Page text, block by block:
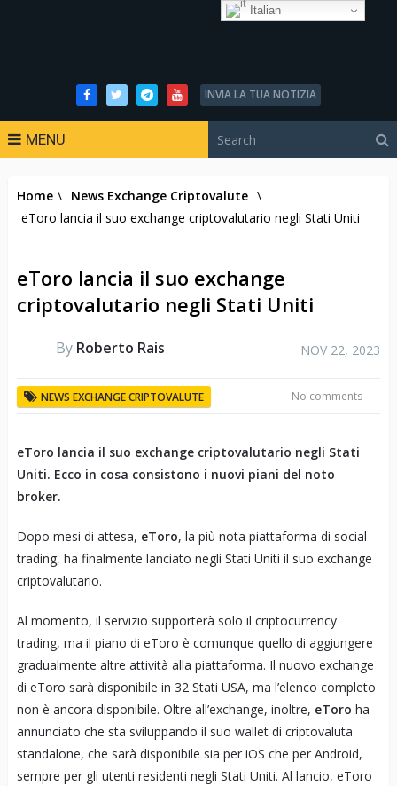
INVIA LA TUA NOTIZIA
MENU
Home \ News Exchange Criptovalute \
eToro lancia il suo exchange criptovalutario negli Stati Uniti
eToro lancia il suo exchange
criptovalutario negli Stati Uniti
By Roberto Rais NOV 22, 2023
NEWS EXCHANGE CRIPTOVALUTE No comments
eToro lancia il suo exchange criptovalutario negli Stati
Uniti. Ecco in cosa consistono i nuovi piani del noto
broker.
Dopo mesi di attesa, eToro, la più nota piattaforma di social
trading, ha finalmente lanciato negli Stati Uniti il suo exchange
criptovalutario.
Al momento, il servizio supporterà solo il criptocurrency
trading, ma il piano di eToro è comunque quello di aggiungere
gradualmente altre attività alla piattaforma. Il nuovo exchange
di eToro sarà disponibile in 32 Stati USA, ma l’elenco completo
non è ancora disponibile. Oltre all’exchange, inoltre, eToro ha
annunciato che sta sviluppando il suo wallet di criptovaluta
standalone, che sarà disponibile sia per iOS che per Android,
sempre per gli utenti residenti negli Stati Uniti. Al lancio, eToro
Italian